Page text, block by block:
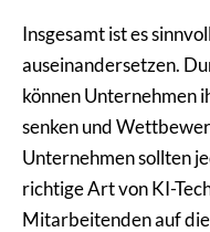
Insgesamt ist es
auseinandersetzen.
können Unternehmen
senken und
Unternehmen sollten
richtige Art von KI-
Mitarbeitenden auf